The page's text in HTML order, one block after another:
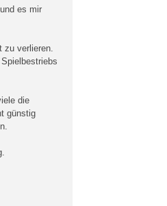
es mir
zu verlieren.
die
günstig